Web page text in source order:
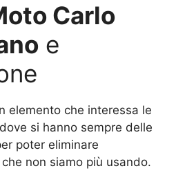
Carlo
e
elemento che interessa le
si hanno sempre delle
poter eliminare
non siamo più usando.